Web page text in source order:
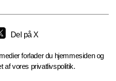
Del på X
forlader du hjemmesiden og
af vores privatlivspolitik.